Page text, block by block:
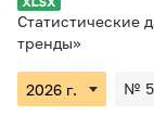
Статистические
тренды»
№